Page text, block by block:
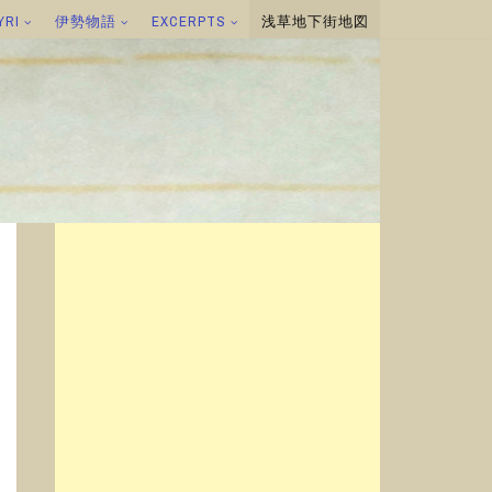
伊勢物語 EXCERPTS 浅草地下街地図